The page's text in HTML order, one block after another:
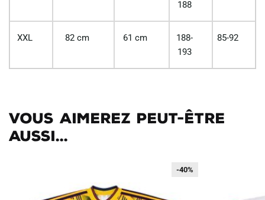
188
XXL 82 cm 61 cm
188-
193
85-92
Vous aimerez peut-être
aussi...
-40%
-40%